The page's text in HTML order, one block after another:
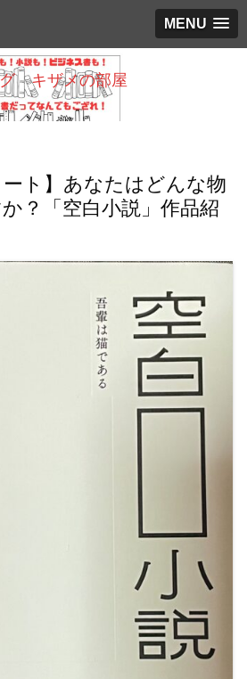
MENU
キザメの部屋
ート】あなたはどんな物
？「空白小説」作品紹